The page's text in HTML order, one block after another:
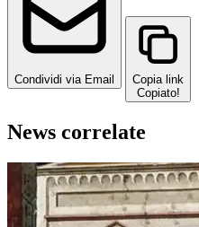
Condividi via Email
Copia link
Copiato!
News correlate